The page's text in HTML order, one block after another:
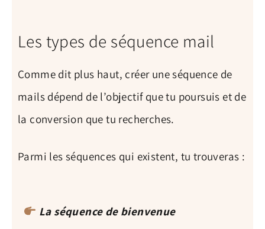
Les types de séquence mail
Comme dit plus haut, créer une séquence de
mails dépend de l’objectif que tu poursuis et de
la conversion que tu recherches.
Parmi les séquences qui existent, tu trouveras :
La séquence de bienvenue